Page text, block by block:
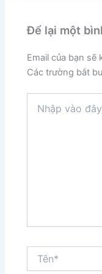
Để lại một
Email của bạn
Các trường bắt
vào